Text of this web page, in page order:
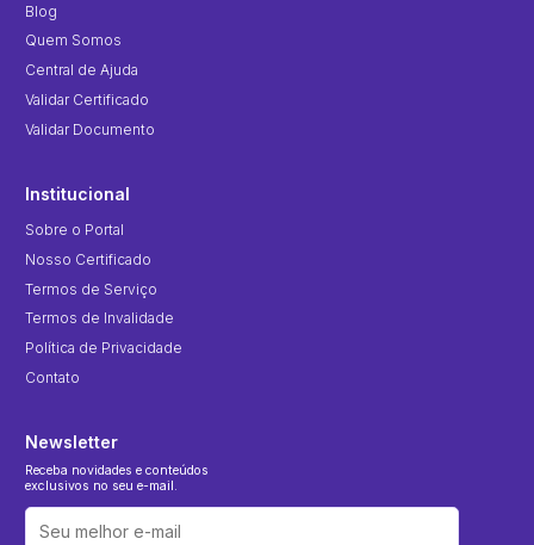
Blog
Quem Somos
Central de Ajuda
Validar Certificado
Validar Documento
Institucional
Sobre o Portal
Nosso Certificado
Termos de Serviço
Termos de Invalidade
Política de Privacidade
Contato
Newsletter
Receba novidades e conteúdos
exclusivos no seu e-mail.